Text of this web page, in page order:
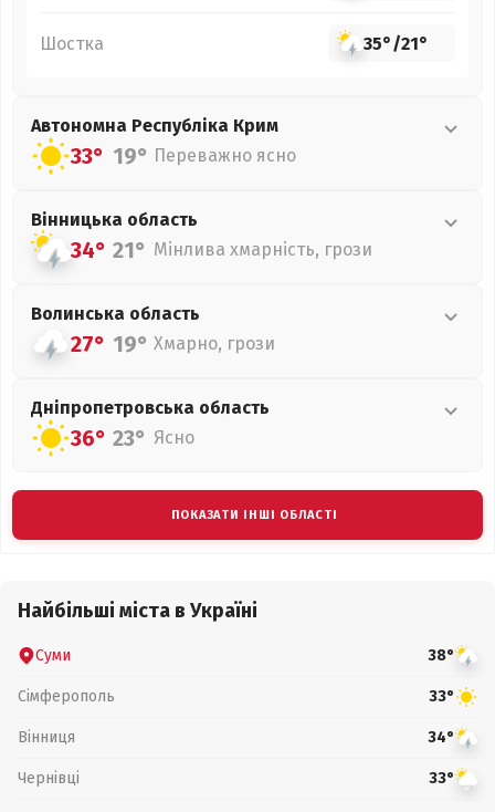
Шостка 35°/21°
Автономна Республіка Крим
33° 19° Переважно ясно
Вінницька область
34° 21° Мінлива хмарність, грози
Волинська область
27° 19° Хмарно, грози
Дніпропетровська область
36° 23° Ясно
ПОКАЗАТИ ІНШІ ОБЛАСТІ
Найбільші міста в Україні
Суми 38°
Сімферополь 33°
Вінниця 34°
Чернівці 33°